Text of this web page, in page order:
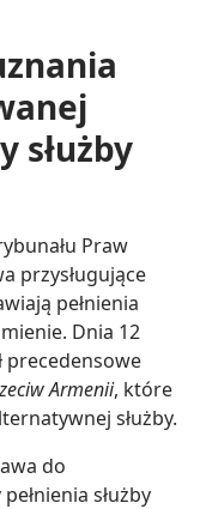
służby
Praw
przysługujące
pełnienia
Dnia 12
precedensowe
Armenii, które
służby.
do
służby